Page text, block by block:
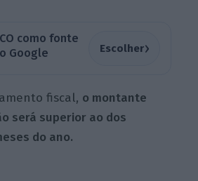
como fonte
Google
Escolher›
fiscal, o montante
será superior ao dos
do ano.